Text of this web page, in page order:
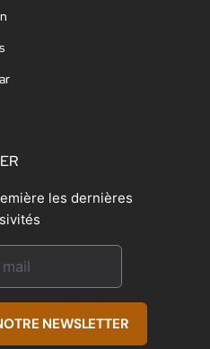
les dernières